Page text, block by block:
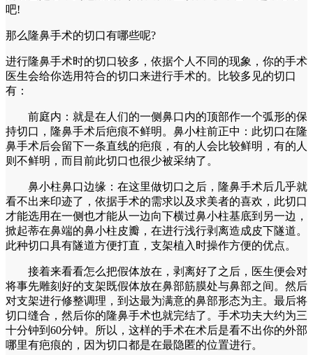
吧!
那么隆鼻手术的切口有哪些呢?
进行隆鼻手术时的切口较多，依据个人不同的现象，你的手术
医生会给你选用符合的切口来进行手术的。比较多见的切口
有：
前庭内：就是在人们的一侧鼻口内的顶部作一个弧形的保
持切口，隆鼻手术后疤痕不鲜明。鼻小柱前正中：此切口在隆
鼻手术后会留下一条直线的疤痕，有的人会比较鲜明，有的人
则不鲜明，而目前此切口也很少被采纳了。
鼻小柱鼻口边缘：在这里做切口之后，隆鼻手术后几乎就
看不出来印迹了，依据手术的需求以及求美者的喜欢，此切口
才能选用在一侧也才能从一边向下横过鼻小柱基底到另一边，
掀起蒂在鼻端的鼻小柱皮瓣，在进行浅行剥离造成皮下隧道。
此种切口具有隧道方便打直，支架植入时操作方便的优点。
接着来看看怎么把假体放在，剥离好了之后，医生便会对
将事先雕刻好的支架既假体放在鼻部筋膜处与鼻部之间。然后
对支架进行修整调理，到达最为满意的鼻部形态为主。最后将
切口缝合，然后你的隆鼻手术也就完结了。手术功夫大约为三
十分钟到60分钟。所以，这样的手术在术后是看不出你的外部
哪里有疤痕的，因为切口都是在最隐匿的位置进行。